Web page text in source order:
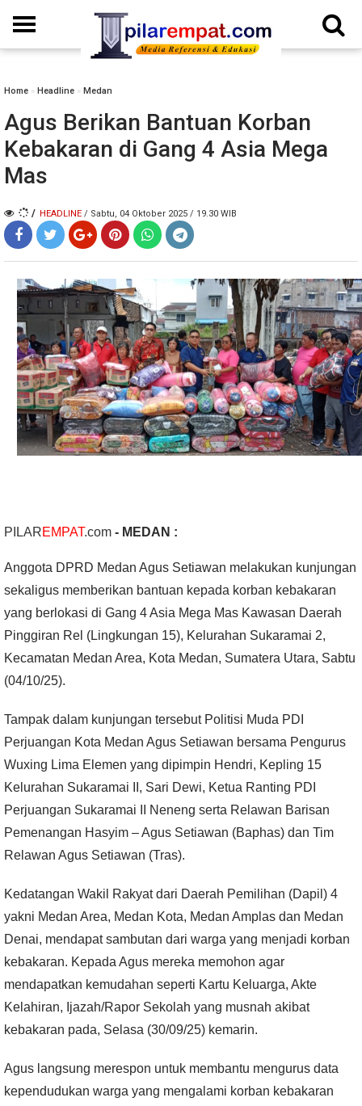
Home » Headline » Medan
Agus Berikan Bantuan Korban
Kebakaran di Gang 4 Asia Mega
Mas
/ HEADLINE / Sabtu, 04 Oktober 2025 / 19.30 WIB
PILAREMPAT.com - MEDAN :
Anggota DPRD Medan Agus Setiawan melakukan kunjungan
sekaligus memberikan bantuan kepada korban kebakaran
yang berlokasi di Gang 4 Asia Mega Mas Kawasan Daerah
Pinggiran Rel (Lingkungan 15), Kelurahan Sukaramai 2,
Kecamatan Medan Area, Kota Medan, Sumatera Utara, Sabtu
(04/10/25).
Tampak dalam kunjungan tersebut Politisi Muda PDI
Perjuangan Kota Medan Agus Setiawan bersama Pengurus
Wuxing Lima Elemen yang dipimpin Hendri, Kepling 15
Kelurahan Sukaramai II, Sari Dewi, Ketua Ranting PDI
Perjuangan Sukaramai II Neneng serta Relawan Barisan
Pemenangan Hasyim – Agus Setiawan (Baphas) dan Tim
Relawan Agus Setiawan (Tras).
Kedatangan Wakil Rakyat dari Daerah Pemilihan (Dapil) 4
yakni Medan Area, Medan Kota, Medan Amplas dan Medan
Denai, mendapat sambutan dari warga yang menjadi korban
kebakaran. Kepada Agus mereka memohon agar
mendapatkan kemudahan seperti Kartu Keluarga, Akte
Kelahiran, Ijazah/Rapor Sekolah yang musnah akibat
kebakaran pada, Selasa (30/09/25) kemarin.
Agus langsung merespon untuk membantu mengurus data
kependudukan warga yang mengalami korban kebakaran